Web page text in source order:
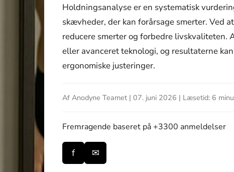
Holdningsanalyse er en systematisk
skævheder, der kan forårsage smerter. Ved
reducere smerter og forbedre livskvaliteten.
eller avanceret teknologi, og resultaterne
ergonomiske justeringer.
Af Anodyne Teamet | 07. juni 2026 | Læsetid: 6
Fremragende baseret på +3300 anmeldelser
f ✉